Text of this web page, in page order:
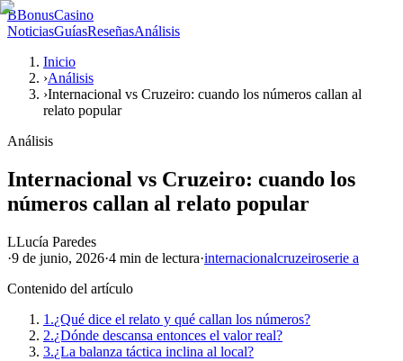
BBonusCasino
NoticiasGuíasReseñasAnálisis
Inicio
›Análisis
›Internacional vs Cruzeiro: cuando los números callan al
relato popular
Análisis
Internacional vs Cruzeiro: cuando los
números callan al relato popular
LLucía Paredes
·9 de junio, 2026·4 min de lectura·internacionalcruzeiroserie a
Contenido del artículo
1.¿Qué dice el relato y qué callan los números?
2.¿Dónde descansa entonces el valor real?
3.¿La balanza táctica inclina al local?